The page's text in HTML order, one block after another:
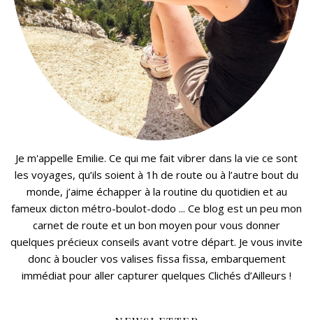
Je m'appelle Emilie. Ce qui me fait vibrer dans la vie ce sont
les voyages, qu’ils soient à 1h de route ou à l’autre bout du
monde, j’aime échapper à la routine du quotidien et au
fameux dicton métro-boulot-dodo ... Ce blog est un peu mon
carnet de route et un bon moyen pour vous donner
quelques précieux conseils avant votre départ. Je vous invite
donc à boucler vos valises fissa fissa, embarquement
immédiat pour aller capturer quelques Clichés d’Ailleurs !